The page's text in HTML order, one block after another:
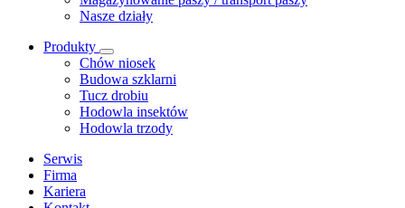
Nasze działy
Produkty
Chów niosek
Budowa szklarni
Tucz drobiu
Hodowla insektów
Hodowla trzody
Serwis
Firma
Kariera